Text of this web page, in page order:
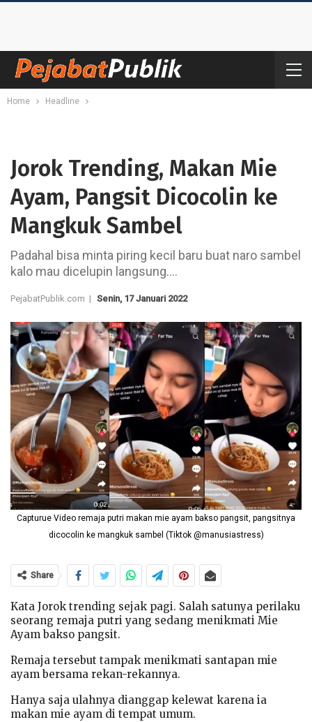
Home Headline
Jorok Trending, Makan Mie
Ayam, Pangsit Dicocolin ke
Mangkuk Sambel
Padahal bisa minta piring kecil baru buat naro sambel
kalo mau dicelupin langsung….
PejabatPublik.com | Senin, 17 Januari 2022
Capturue Video remaja putri makan mie ayam bakso pangsit, pangsitnya
dicocolin ke mangkuk sambel (Tiktok @manusiastress)
Share
Kata Jorok trending sejak pagi. Salah satunya perilaku
seorang remaja putri yang sedang menikmati Mie
Ayam bakso pangsit.
Remaja tersebut tampak menikmati santapan mie
ayam bersama rekan-rekannya.
Hanya saja ulahnya dianggap kelewat karena ia
makan mie ayam di tempat umum.